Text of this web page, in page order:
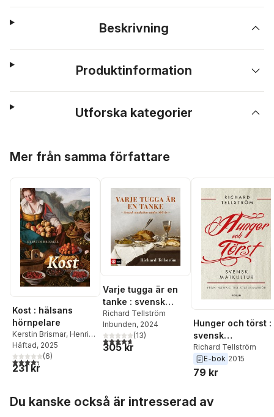
Beskrivning
Produktinformation
Utforska kategorier
Mer från samma författare
Kost : hälsans
hörnpelare
Kerstin Brismar, Henrik
Ennart,Robert Caesar
Amrendra Mishra
Longo,Ann Fernholm
Tellström,Carl Jan
Häftad, 2025
4,3utav 5 stjärnor. Totalt antal röster:
(6)
231 kr
Varje tugga är en
tanke : svensk
matkultur under
800 år
Richard Tellström
Inbunden, 2024
4,7utav 5 stjärnor. Totalt antal röster:
(13)
305 kr
Hunger och törst :
svensk
måltidshistoria
överlevnad till
statusmarkör
Richard Tellström
E-bok 2015
79 kr
Du kanske också är intresserad av